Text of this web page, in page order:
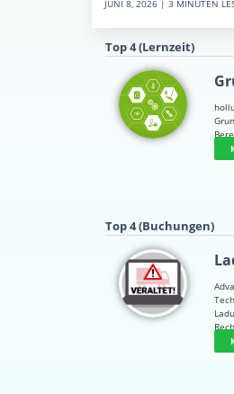
JUNI 8, 2026 | 3 MINUTEN
Top 4 (Lernzeit)
Top 4 (Buchungen)